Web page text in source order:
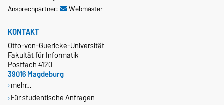
Ansprechpartner:
Webmaster
KONTAKT
Otto-von-Guericke-Universität
Fakultät für Informatik
Postfach 4120
39016 Magdeburg
mehr…
Für studentische Anfragen